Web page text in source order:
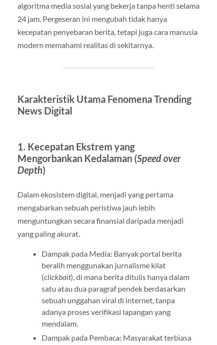
algoritma media sosial yang bekerja tanpa henti selama
24 jam. Pergeseran ini mengubah tidak hanya
kecepatan penyebaran berita, tetapi juga cara manusia
modern memahami realitas di sekitarnya.
Karakteristik Utama Fenomena Trending
News Digital
1. Kecepatan Ekstrem yang
Mengorbankan Kedalaman (Speed over
Depth)
Dalam ekosistem digital, menjadi yang pertama
mengabarkan sebuah peristiwa jauh lebih
menguntungkan secara finansial daripada menjadi
yang paling akurat.
Dampak pada Media: Banyak portal berita
beralih menggunakan jurnalisme kilat
(clickbait), di mana berita ditulis hanya dalam
satu atau dua paragraf pendek berdasarkan
sebuah unggahan viral di internet, tanpa
adanya proses verifikasi lapangan yang
mendalam.
Dampak pada Pembaca: Masyarakat terbiasa